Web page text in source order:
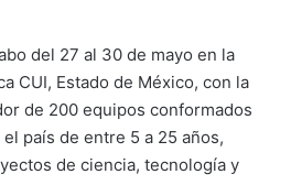
del 27 al 30 de mayo en la
CUI, Estado de México, con la
de 200 equipos conformados
país de entre 5 a 25 años,
de ciencia, tecnología y